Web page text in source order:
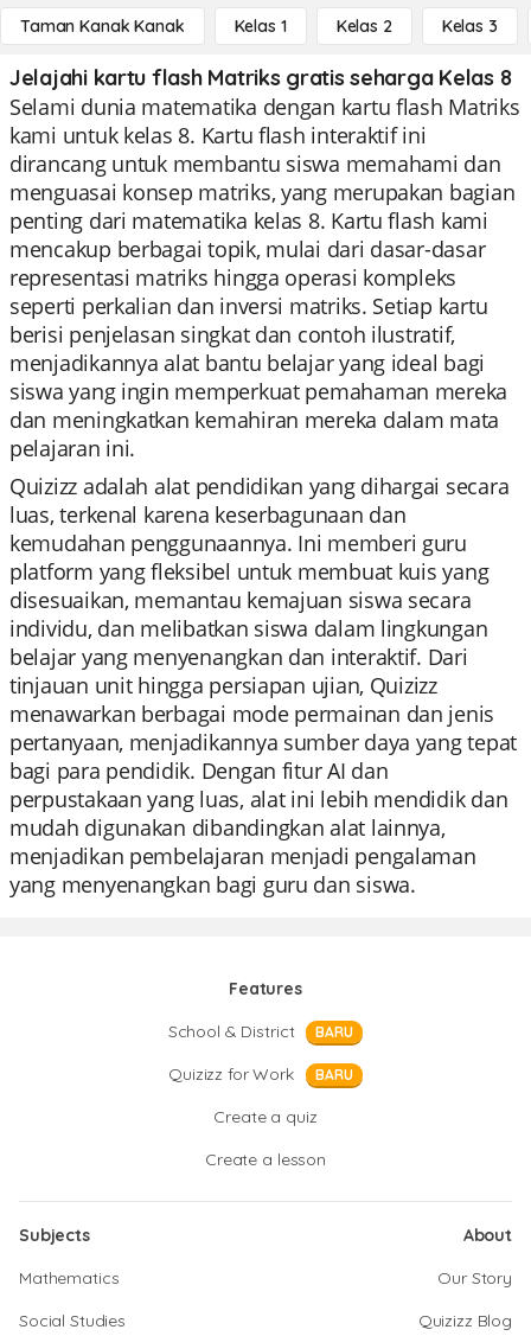
Taman Kanak Kanak Kelas 1 Kelas 2 Kelas 3
Jelajahi kartu flash Matriks gratis seharga Kelas 8
Selami dunia matematika dengan kartu flash Matriks
kami untuk kelas 8. Kartu flash interaktif ini
dirancang untuk membantu siswa memahami dan
menguasai konsep matriks, yang merupakan bagian
penting dari matematika kelas 8. Kartu flash kami
mencakup berbagai topik, mulai dari dasar-dasar
representasi matriks hingga operasi kompleks
seperti perkalian dan inversi matriks. Setiap kartu
berisi penjelasan singkat dan contoh ilustratif,
menjadikannya alat bantu belajar yang ideal bagi
siswa yang ingin memperkuat pemahaman mereka
dan meningkatkan kemahiran mereka dalam mata
pelajaran ini.
Quizizz adalah alat pendidikan yang dihargai secara
luas, terkenal karena keserbagunaan dan
kemudahan penggunaannya. Ini memberi guru
platform yang fleksibel untuk membuat kuis yang
disesuaikan, memantau kemajuan siswa secara
individu, dan melibatkan siswa dalam lingkungan
belajar yang menyenangkan dan interaktif. Dari
tinjauan unit hingga persiapan ujian, Quizizz
menawarkan berbagai mode permainan dan jenis
pertanyaan, menjadikannya sumber daya yang tepat
bagi para pendidik. Dengan fitur AI dan
perpustakaan yang luas, alat ini lebih mendidik dan
mudah digunakan dibandingkan alat lainnya,
menjadikan pembelajaran menjadi pengalaman
yang menyenangkan bagi guru dan siswa.
Features
School & District
BARU
Quizizz for Work BARU
Create a quiz
Create a lesson
Subjects
Mathematics
Social Studies
About
Our Story
Quizizz Blog